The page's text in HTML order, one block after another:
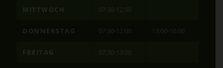
MITTWOCH 07:30-12:00
DONNERSTAG 07:30-12:00 13:00-16:00
FREITAG 07:30-13:00